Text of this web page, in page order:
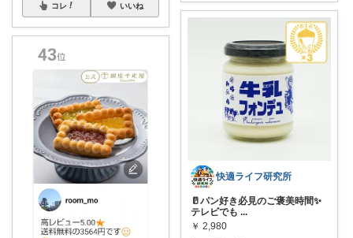
コレ いいね
快適ライフ研究所
🥛パン好き必見のご褒美時間✨
テレビでも ...
￥ 2,980